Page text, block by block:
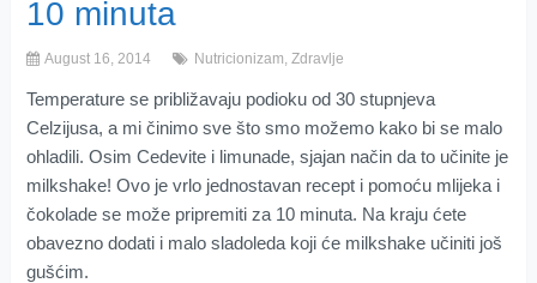
10 minuta
August 16, 2014 Nutricionizam, Zdravlje
Temperature se približavaju podioku od 30 stupnjeva
Celzijusa, a mi činimo sve što smo možemo kako bi se malo
ohladili. Osim Cedevite i limunade, sjajan način da to učinite je
milkshake! Ovo je vrlo jednostavan recept i pomoću mlijeka i
čokolade se može pripremiti za 10 minuta. Na kraju ćete
obavezno dodati i malo sladoleda koji će milkshake učiniti još
gušćim.